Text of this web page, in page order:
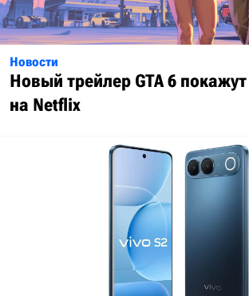
Новости
Новый трейлер GTA 6 покажут
на Netflix